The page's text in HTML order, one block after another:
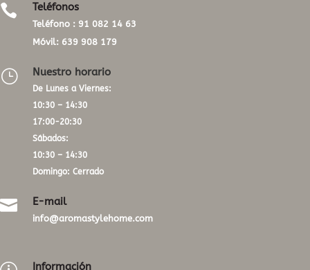
 Teléfonos
Teléfono : 91 082 14 63
Móvil: 639 908 179
} Nuestro horario
De Lunes a Viernes:
10:30 – 14:30
17:00-20:30
Sábados:
10:30 – 14:30
Domingo: Cerrado
 E-mail
info@aromastylehome.com
Información